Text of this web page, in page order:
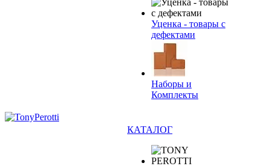
Уценка - товары с
дефектами
Наборы и
Комплекты
КАТАЛОГ